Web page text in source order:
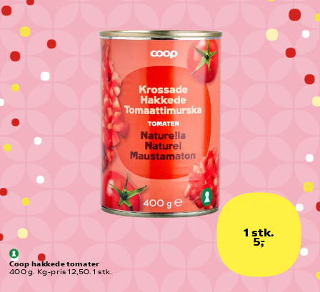
1 stk.
5,-
Coop hakkede tomater
400 g. Kg-pris 12,50. 1 stk.